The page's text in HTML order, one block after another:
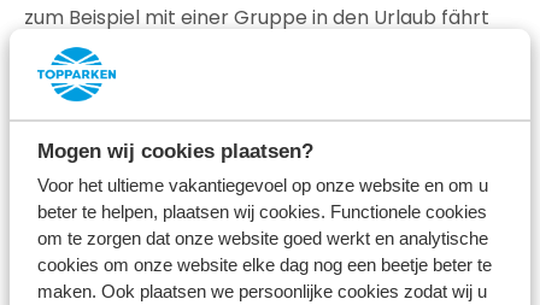
Mogen wij cookies plaatsen?
Voor het ultieme vakantiegevoel op onze website en om u
beter te helpen, plaatsen wij cookies. Functionele cookies
om te zorgen dat onze website goed werkt en analytische
cookies om onze website elke dag nog een beetje beter te
maken. Ook plaatsen we persoonlijke cookies zodat wij u
zum Beispiel mit einer Gruppe in den Urlaub fährt
und mehrere Ferienhäuser buchen möchte.
Das Hinzufügen einer Unterkunft zum Warenkorb
wird durch ein Pop-up-Fenster angezeigt. Über
dieses Pop-up können Sie mit dem
Buchungsvorgang fortfahren. Natürlich können Sie
auch auf der Seite weitermachen, auf der Sie sich
gerade befinden. Zum Beispiel, um direkt eine